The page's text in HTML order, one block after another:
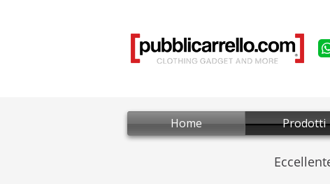
Home Prodotti